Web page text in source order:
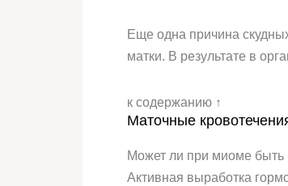
Еще одна причина
матки. В результате в
к содержанию ↑
Маточные
Может ли при миоме быть
Активная выработка